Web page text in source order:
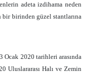
adeta izdihama neden
birinden güzel stantlarına
Ocak 2020 tarihleri arasında
Uluslararası Halı ve Zemin